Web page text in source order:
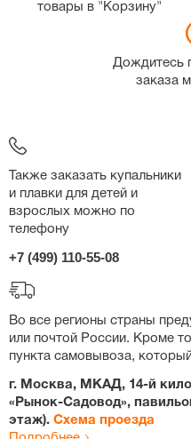
товары в "Корзину"
Дождитесь
заказа
Также заказать купальники
и плавки для детей и
взрослых можно по
телефону
+7 (499) 110-55-08
Во все регионы страны
или почтой России. Кроме
пункта самовывоза,
г. Москва, МКАД, 14-й
«Рынок-Садовод»,
этаж). Схема проезда